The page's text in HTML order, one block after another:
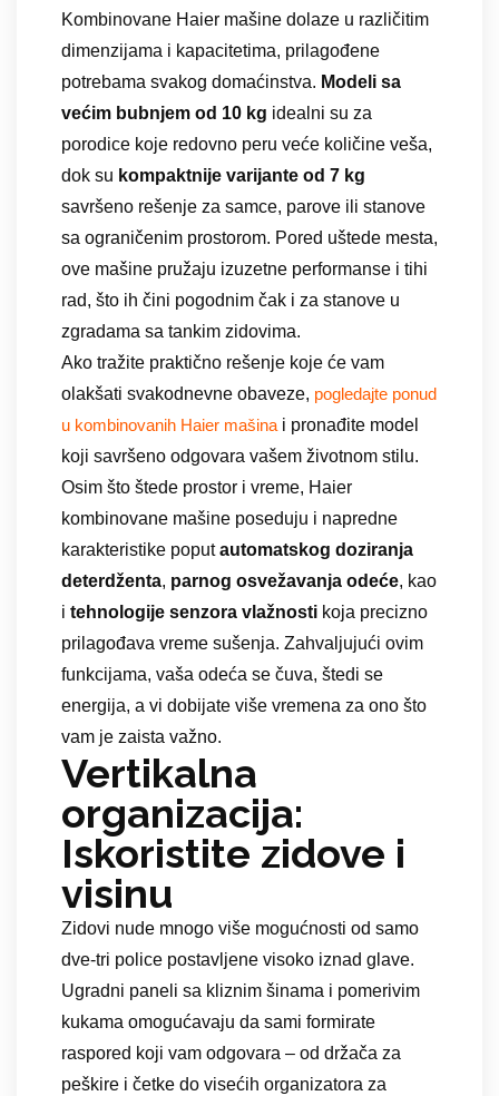
Kombinovane Haier mašine dolaze u različitim
dimenzijama i kapacitetima, prilagođene
potrebama svakog domaćinstva. Modeli sa
većim bubnjem od 10 kg idealni su za
porodice koje redovno peru veće količine veša,
dok su kompaktnije varijante od 7 kg
savršeno rešenje za samce, parove ili stanove
sa ograničenim prostorom. Pored uštede mesta,
ove mašine pružaju izuzetne performanse i tihi
rad, što ih čini pogodnim čak i za stanove u
zgradama sa tankim zidovima.
Ako tražite praktično rešenje koje će vam
olakšati svakodnevne obaveze, pogledajte ponud
u kombinovanih Haier mašina i pronađite model
koji savršeno odgovara vašem životnom stilu.
Osim što štede prostor i vreme, Haier
kombinovane mašine poseduju i napredne
karakteristike poputautomatskog doziranja
deterdženta, parnog osvežavanja odeće, kao
i tehnologije senzora vlažnosti koja precizno
prilagođava vreme sušenja. Zahvaljujući ovim
funkcijama, vaša odeća se čuva, štedi se
energija, a vi dobijate više vremena za ono što
vam je zaista važno.
Vertikalna
organizacija:
Iskoristite zidove i
visinu
Zidovi nude mnogo više mogućnosti od samo
dve-tri police postavljene visoko iznad glave.
Ugradni paneli sa kliznim šinama i pomerivim
kukama omogućavaju da sami formirate
raspored koji vam odgovara – od držača za
peškire i četke do visećih organizatora za